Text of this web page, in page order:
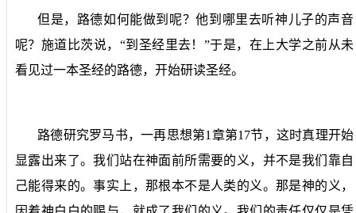
但是，路德如何能做到呢？他到哪里去听神儿子的声音
呢？施道比茨说，“到圣经里去！”于是，在上大学之前从未
看见过一本圣经的路德，开始研读圣经。
路德研究罗马书，一再思想第1 章第17节，这时真理开始
显露出来了。我们站在神面前所需要的义，并不是我们靠自
己能得来的。事实上，那根本不是人类的义。那是神的义，